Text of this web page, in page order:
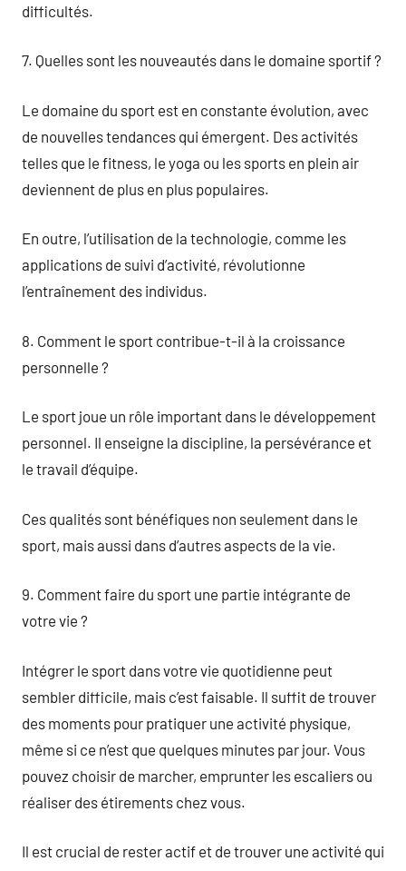
difficultés.
7. Quelles sont les nouveautés dans le domaine sportif ?
Le domaine du sport est en constante évolution, avec
de nouvelles tendances qui émergent. Des activités
telles que le fitness, le yoga ou les sports en plein air
deviennent de plus en plus populaires.
En outre, l’utilisation de la technologie, comme les
applications de suivi d’activité, révolutionne
l’entraînement des individus.
8. Comment le sport contribue-t-il à la croissance
personnelle ?
Le sport joue un rôle important dans le développement
personnel. Il enseigne la discipline, la persévérance et
le travail d’équipe.
Ces qualités sont bénéfiques non seulement dans le
sport, mais aussi dans d’autres aspects de la vie.
9. Comment faire du sport une partie intégrante de
votre vie ?
Intégrer le sport dans votre vie quotidienne peut
sembler difficile, mais c’est faisable. Il suffit de trouver
des moments pour pratiquer une activité physique,
même si ce n’est que quelques minutes par jour. Vous
pouvez choisir de marcher, emprunter les escaliers ou
réaliser des étirements chez vous.
Il est crucial de rester actif et de trouver une activité qui